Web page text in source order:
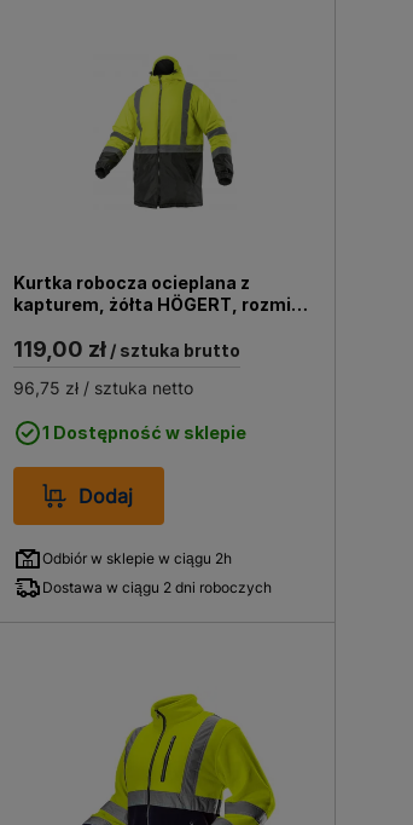
Kurtka robocza ocieplana z
kapturem, żółta HÖGERT, rozmiar:
119,00 zł / sztuka brutto
96,75 zł / sztuka netto
1 Dostępność w sklepie
Dodaj
Odbiór w sklepie w ciągu 2h
Dostawa w ciągu 2 dni roboczych